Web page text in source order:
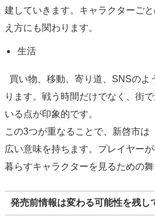
建していきます。キャラクターご
え方にも関わります。
生活
買い物、移動、寄り道、SNSのよ
ります。戦う時間だけでなく、街
いる点が印象的です。
この3つが重なることで、新啓市は
広い意味を持ちます。プレイヤー
暮らすキャラクターを見るための舞
発売前情報は変わる可能性を残し